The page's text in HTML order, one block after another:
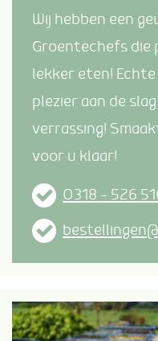
Wij hebben een
Groentechefs die
lekker eten!
plezier aan de
verrassing!
voor u klaar!
0318 – 526